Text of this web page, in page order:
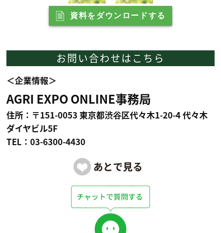
資料をダウンロードする
お問い合わせはこちら
＜企業情報＞
AGRI EXPO ONLINE事務局
住所：〒151-0053 東京都渋谷区代々木1-20-4 代々木
ダイヤビル5F
TEL：03-6300-4430